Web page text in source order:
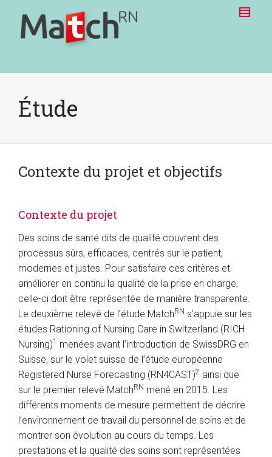
Étude
Contexte du projet et objectifs
Contexte du projet
Des soins de santé dits de qualité couvrent des
processus sûrs, efficaces, centrés sur le patient,
modernes et justes. Pour satisfaire ces critères et
améliorer en continu la qualité de la prise en charge,
celle-ci doit être représentée de manière transparente.
Le deuxième relevé de l’étude MatchRN s’appuie sur les
études Rationing of Nursing Care in Switzerland (RICH
Nursing)1
menées avant l’introduction de SwissDRG en
Suisse, sur le volet suisse de l’étude européenne
Registered Nurse Forecasting (RN4CAST)2 ainsi que
sur le premier relevé MatchRN mené en 2015. Les
différents moments de mesure permettent de décrire
l’environnement de travail du personnel de soins et de
montrer son évolution au cours du temps. Les
prestations et la qualité des soins sont représentées